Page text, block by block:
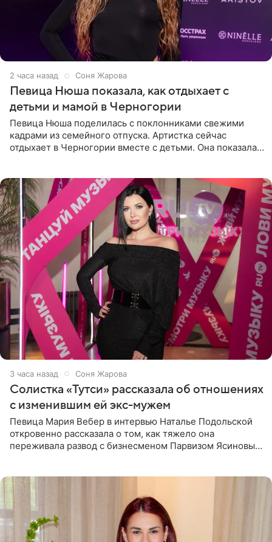
2 часа назад Соня Жарова
Певица Нюша показала, как отдыхает с
детьми и мамой в Черногории
Певица Нюша поделилась с поклонниками свежими
кадрами из семейного отпуска. Артистка сейчас
отдыхает в Черногории вместе с детьми. Она показала,
3 часа назад Соня Жарова
Солистка «Тутси» рассказала об отношениях
с изменившим ей экс-мужем
Певица Мария Вебер в интервью Наталье Подольской
откровенно рассказала о том, как тяжело она
переживала развод с бизнесменом Парвизом Ясиновым.